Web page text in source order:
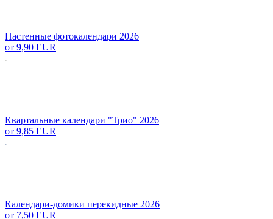
Настенные фотокалендари 2026
от 9,90 EUR
Квартальные календари "Трио" 2026
от 9,85 EUR
Календари-домики перекидные 2026
от 7,50 EUR